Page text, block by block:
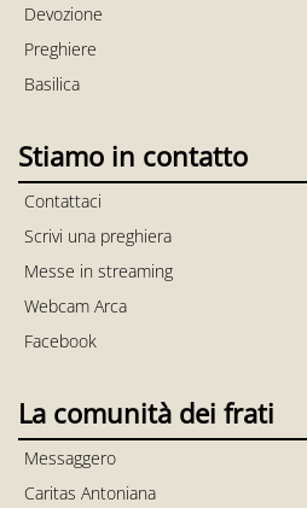
Devozione
Preghiere
Basilica
Stiamo in contatto
Contattaci
Scrivi una preghiera
Messe in streaming
Webcam Arca
Facebook
La comunità dei frati
Messaggero
Caritas Antoniana